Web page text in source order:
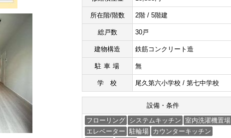
所在階/階数 2階 / 5階建
総戸数 30戸
建物構造 鉄筋コンクリート造
駐車場 無
学校 尾久第六小学校 / 第七中学校
設備・条件
フローリング システムキッチン 室内洗濯機置場
エレベーター 駐輪場
カウンターキッチン